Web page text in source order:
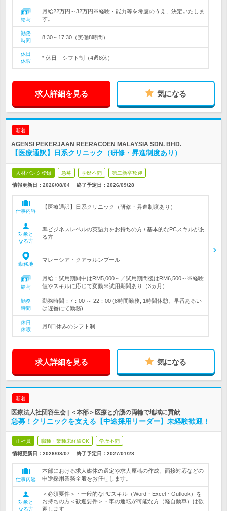
給与
月給22万円～32万円※経験・能力等を考慮のうえ、決定いたしま
す。
勤務
時間
8:30～17:30（実働8時間）
休日
休暇
* 休日 シフト制（4週8休）
求人詳細を見る 気になる
新着
AGENSI PEKERJAAN REERACOEN MALAYSIA SDN. BHD.
【医療通訳】日系クリニック（研修・昇進制度あり）
人材バンク登録 急募 学歴不問 第二新卒歓迎
情報更新日：2026/08/04 終了予定日： 2026/09/28
仕事内容
【医療通訳】日系クリニック（研修・昇進制度あり）
対象と
なる方
準ビジネスレベルの英語力をお持ちの方 / 基本的なPCスキルがあ
る方
勤務地
マレーシア・クアラルンプール
給与
月給：試用期間中はRM5,000～／試用期間後はRM6,500～※経験
値やスキルに応じて変動※試用期間あり（3ヵ月）…
勤務
時間
勤務時間：7：00 ～ 22：00 (8時間勤務, 1時間休憩。早番あるい
は遅番にて勤務)
休日
休暇
月8日休みのシフト制
求人詳細を見る 気になる
新着
医療法人社団容生会 | ＜本部＞医療と介護の両輪で地域に貢献
急募！クリニックを支える【中途採用リーダー】未経験歓迎！
正社員 職種・業種未経験OK 学歴不問
情報更新日：2026/08/07 終了予定日： 2027/01/28
仕事内容
本部における求人媒体の選定や求人原稿の作成、面接対応などの
中途採用業務全般をお任せします。
対象と
なる方
＜必須要件＞・一般的なPCスキル（Word・Excel・Outlook）を
お持ちの方＜歓迎要件＞・車の運転が可能な方（軽自動車）は歓
迎します